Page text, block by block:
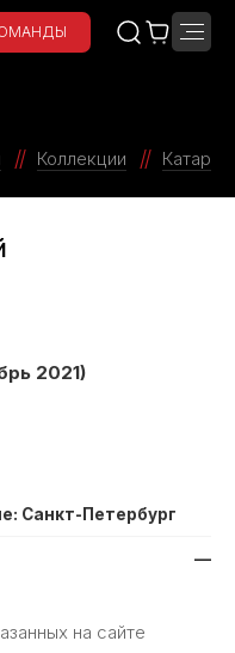
Коллекции Катар
2021)
Санкт-Петербург
—
на сайте